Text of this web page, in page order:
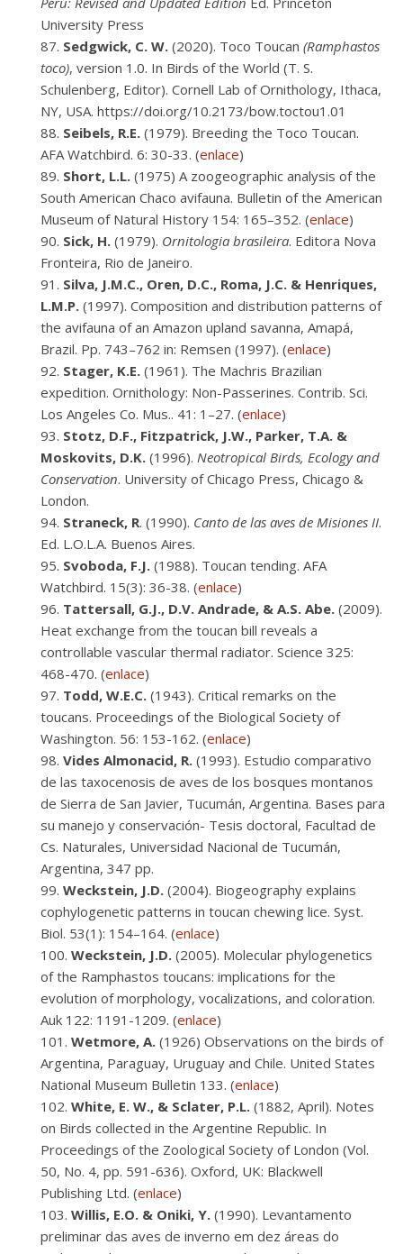
University Press
Sedgwick, C. W. (2020). Toco Toucan (Ramphastos
toco), version 1.0. In Birds of the World (T. S.
Schulenberg, Editor). Cornell Lab of Ornithology, Ithaca,
NY, USA. https://doi.org/10.2173/bow.toctou1.01
Seibels, R.E. (1979). Breeding the Toco Toucan.
AFA Watchbird. 6: 30-33. (enlace)
Short, L.L. (1975) A zoogeographic analysis of the
South American Chaco avifauna. Bulletin of the American
Museum of Natural History 154: 165–352. (enlace)
Sick, H. (1979). Ornitologia brasileira. Editora Nova
Fronteira, Rio de Janeiro.
Silva, J.M.C., Oren, D.C., Roma, J.C. & Henriques,
L.M.P. (1997). Composition and distribution patterns of
the avifauna of an Amazon upland savanna, Amapá,
Brazil. Pp. 743–762 in: Remsen (1997). (enlace)
Stager, K.E. (1961). The Machris Brazilian
expedition. Ornithology: Non-Passerines. Contrib. Sci.
Los Angeles Co. Mus.. 41: 1–27. (enlace)
Stotz, D.F., Fitzpatrick, J.W., Parker, T.A. &
Moskovits, D.K. (1996). Neotropical Birds, Ecology and
Conservation. University of Chicago Press, Chicago &
London.
Straneck, R. (1990). Canto de las aves de Misiones II.
Ed. L.O.L.A. Buenos Aires.
Svoboda, F.J. (1988). Toucan tending. AFA
Watchbird. 15(3): 36-38. (enlace)
Tattersall, G.J., D.V. Andrade, & A.S. Abe. (2009).
Heat exchange from the toucan bill reveals a
controllable vascular thermal radiator. Science 325:
468-470. (enlace)
Todd, W.E.C. (1943). Critical remarks on the
toucans. Proceedings of the Biological Society of
Washington. 56: 153-162. (enlace)
Vides Almonacid, R. (1993). Estudio comparativo
de las taxocenosis de aves de los bosques montanos
de Sierra de San Javier, Tucumán, Argentina. Bases para
su manejo y conservación- Tesis doctoral, Facultad de
Cs. Naturales, Universidad Nacional de Tucumán,
Argentina, 347 pp.
Weckstein, J.D. (2004). Biogeography explains
cophylogenetic patterns in toucan chewing lice. Syst.
Biol. 53(1): 154–164. (enlace)
Weckstein, J.D. (2005). Molecular phylogenetics
of the Ramphastos toucans: implications for the
evolution of morphology, vocalizations, and coloration.
Auk 122: 1191-1209. (enlace)
Wetmore, A. (1926) Observations on the birds of
Argentina, Paraguay, Uruguay and Chile. United States
National Museum Bulletin 133. (enlace)
White, E. W., & Sclater, P.L. (1882, April). Notes
on Birds collected in the Argentine Republic. In
Proceedings of the Zoological Society of London (Vol.
50, No. 4, pp. 591-636). Oxford, UK: Blackwell
Publishing Ltd. (enlace)
Willis, E.O. & Oniki, Y. (1990). Levantamento
preliminar das aves de inverno em dez áreas do